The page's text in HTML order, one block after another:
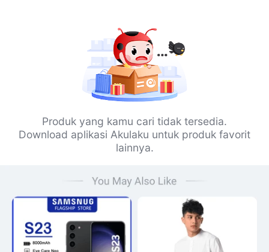
Produk yang kamu cari tidak tersedia.
Download aplikasi Akulaku untuk produk favorit
lainnya.